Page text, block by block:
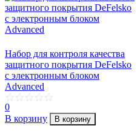
Набор для контроля качества
защитного покрытия DeFelsko
c электронным блоком
Advanced
0
В корзину
В корзину